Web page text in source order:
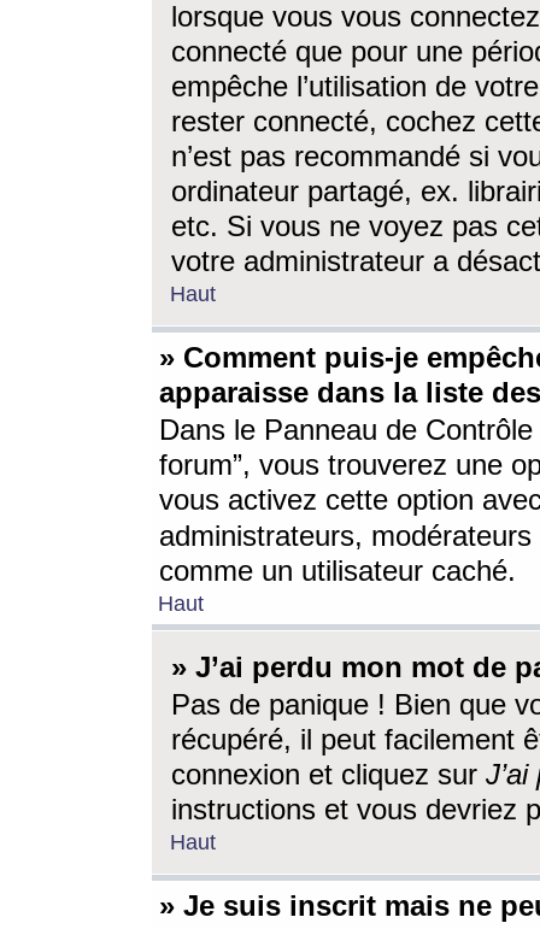
lorsque vous vous
connecté que pour une
empêche l’utilisation de
rester connecté, cochez
n’est pas recommandé si
ordinateur partagé, ex.
etc. Si vous ne voyez pas
votre administrateur a
Haut
» Comment puis-je
apparaisse dans la liste
Dans le Panneau de
forum”, vous trouverez une
vous activez cette option
administrateurs,
comme un utilisateur caché.
Haut
» J’ai perdu mon mot de
Pas de panique ! Bien que
récupéré, il peut facilement
connexion et cliquez sur
instructions et vous devriez
Haut
» Je suis inscrit mais ne